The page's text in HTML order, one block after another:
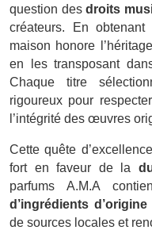
question desdroits
créateurs. En
maison honore
en les transposant
Chaque titre
rigoureux pour
l’intégrité des œuvres
Cette quête
fort en faveur de la
parfums A.M.A
d’ingrédients
de sources locales et